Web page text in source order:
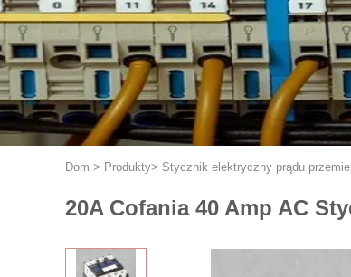
Dom > Produkty> Stycznik elektryczny prądu
20A Cofania 40 Amp AC